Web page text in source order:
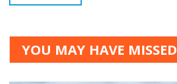
YOU MAY HAVE MISSED